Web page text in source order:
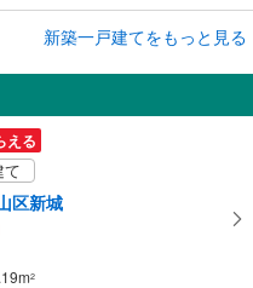
浪町
鉄名城線 「砂田橋」駅 徒歩6分
新築一戸建てをもっと見る
える
て
区新城
2